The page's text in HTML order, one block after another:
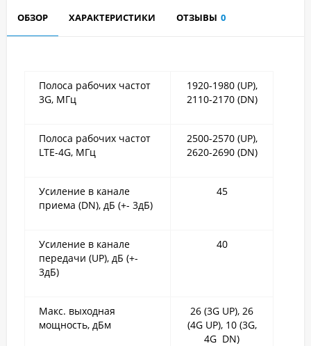
ОБЗОР ХАРАКТЕРИСТИКИ ОТЗЫВЫ 0
Полоса рабочих частот
3G, МГц
1920-1980 (UP),
2110-2170 (DN)
Полоса рабочих частот
LTE-4G, МГц
2500-2570 (UP),
2620-2690 (DN)
Усиление в канале
приема (DN), дБ (+- 3дБ)
45
Усиление в канале
передачи (UP), дБ (+-
3дБ)
40
Макс. выходная
мощность, дБм
26 (3G UP), 26
(4G UP), 10 (3G,
4G DN)